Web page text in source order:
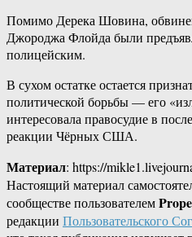
Помимо Дерека Шовина,
Джороджа Флойда были
полицейским.
В сухом остатке остается
политической борьбы — его
интересовала правосудие в
реакции Чёрных США.
Материал: https://
Настоящий материал
сообществе пользователем
редакции Пользовательского